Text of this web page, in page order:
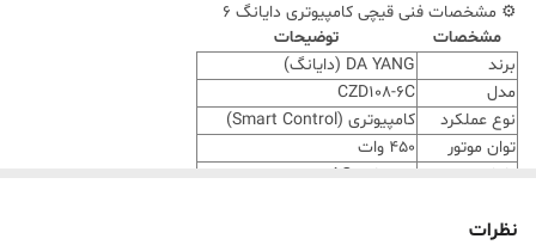
⚙️ مشخصات فنی قیچی کامپیوتری دایانگ ۶
مشخصات
توضیحات
برند
DA YANG (دایانگ)
مدل
CZD108-6C
نوع عملکرد
کامپیوتری (Smart Control)
توان موتور
۴۵۰ وات
سایز تیغه
نظرات